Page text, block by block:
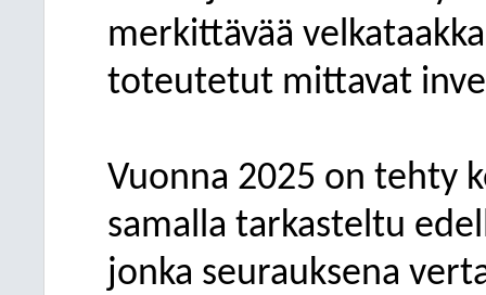
merkittävää
toteutetut mittavat
Vuonna 2025 on tehty
samalla tarkasteltu
jonka seurauksena